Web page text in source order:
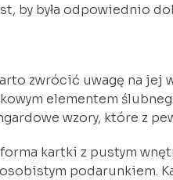
by była odpowiednio
zwrócić uwagę na jej
elementem
wzory, które z
kartki z pustym
podarunkiem.